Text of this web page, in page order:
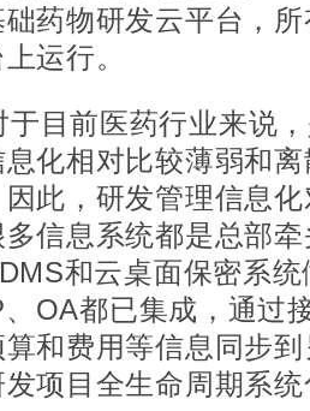
药物研发云平台，
运行。
于目前医药行业来说
化相对比较薄弱和
此，研发管理信息
信息系统都是总部
和云桌面保密系
OA都已集成，通过
和费用等信息同步
项目全生命周期系